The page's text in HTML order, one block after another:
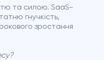
та силою. SaaS-
гнучкість,
зростання